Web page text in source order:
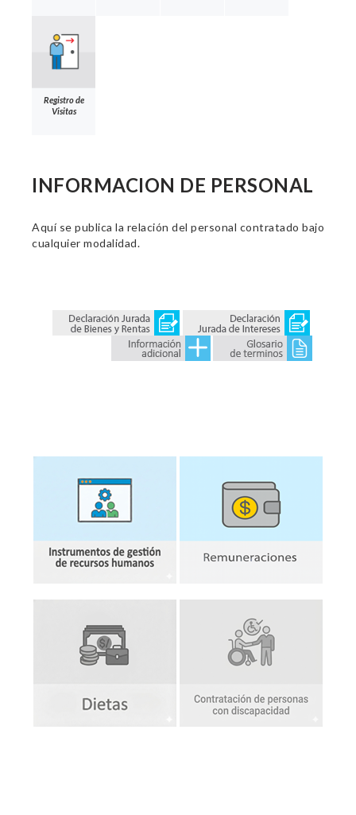
Registro de
Visitas
INFORMACION DE PERSONAL
Aquí se publica la relación del personal contratado bajo
cualquier modalidad.